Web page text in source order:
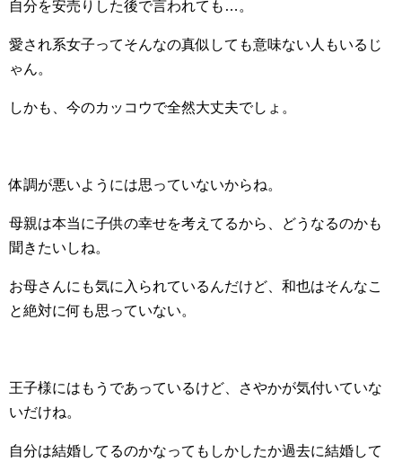
自分を安売りした後で言われても…。
愛され系女子ってそんなの真似しても意味ない人もいるじ
ゃん。
しかも、今のカッコウで全然大丈夫でしょ。
体調が悪いようには思っていないからね。
母親は本当に子供の幸せを考えてるから、どうなるのかも
聞きたいしね。
お母さんにも気に入られているんだけど、和也はそんなこ
と絶対に何も思っていない。
王子様にはもうであっているけど、さやかが気付いていな
いだけね。
自分は結婚してるのかなってもしかしたか過去に結婚して